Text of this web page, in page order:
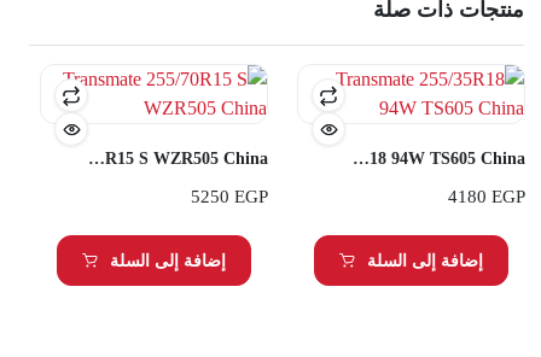
منتجات ذات صلة
Transmate 255/35R18 94W TS605 China
4180 EGP
إضافة إلى السلة
Transmate 255/70R15 S WZR505 China
5250 EGP
إضافة إلى السلة